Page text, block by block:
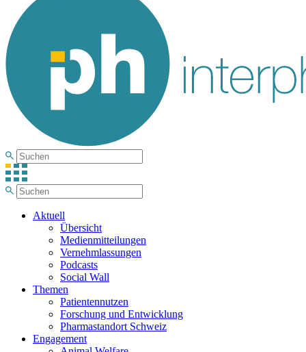
Aktuell
Übersicht
Medienmitteilungen
Vernehmlassungen
Podcasts
Social Wall
Themen
Patientennutzen
Forschung und Entwicklung
Pharmastandort Schweiz
Engagement